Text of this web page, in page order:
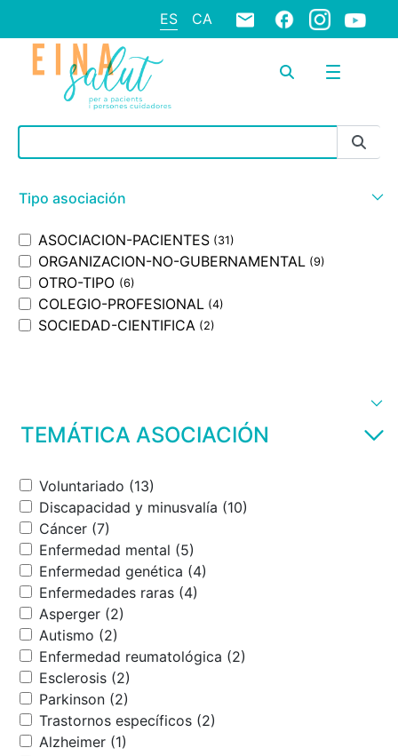
ES CA
Barra de búsqueda
Tipo asociación
ASOCIACION-PACIENTES (31)
ORGANIZACION-NO-GUBERNAMENTAL (9)
OTRO-TIPO (6)
COLEGIO-PROFESIONAL (4)
SOCIEDAD-CIENTIFICA (2)
TEMÁTICA ASOCIACIÓN
Voluntariado (13)
Discapacidad y minusvalía (10)
Cáncer (7)
Enfermedad mental (5)
Enfermedad genética (4)
Enfermedades raras (4)
Asperger (2)
Autismo (2)
Enfermedad reumatológica (2)
Esclerosis (2)
Parkinson (2)
Trastornos específicos (2)
Alzheimer (1)